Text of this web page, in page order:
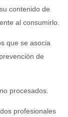
contenido de
al consumirlo.
que se asocia
de
procesados.
profesionales